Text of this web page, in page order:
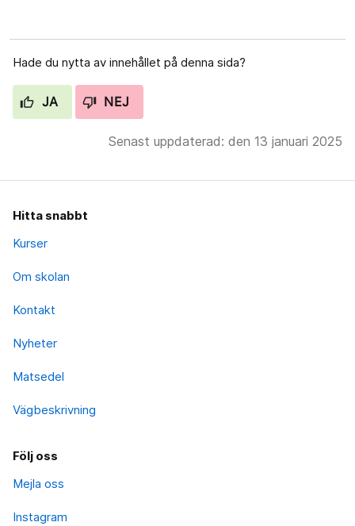
Hade du nytta av innehållet på denna sida?
JA NEJ
Senast uppdaterad: den 13 januari 2025
Hitta snabbt
Kurser
Om skolan
Kontakt
Nyheter
Matsedel
Vägbeskrivning
Följ oss
Mejla oss
Instagram